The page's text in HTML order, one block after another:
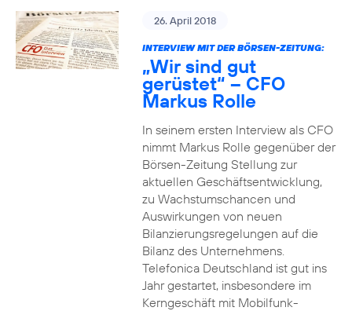
26. April 2018
INTERVIEW MIT DER BÖRSEN-ZEITUNG:
„Wir sind gut
gerüstet“ – CFO
Markus Rolle
In seinem ersten Interview als CFO
nimmt Markus Rolle gegenüber der
Börsen-Zeitung Stellung zur
aktuellen Geschäftsentwicklung,
zu Wachstumschancen und
Auswirkungen von neuen
Bilanzierungsregelungen auf die
Bilanz des Unternehmens.
Telefonica Deutschland ist gut ins
Jahr gestartet, insbesondere im
Kerngeschäft mit Mobilfunk-